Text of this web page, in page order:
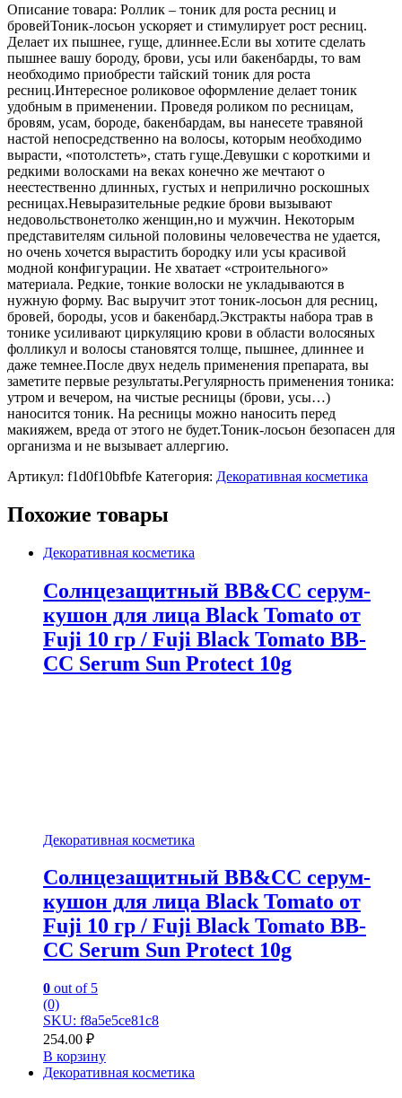
Описание товара: Роллик – тоник для роста ресниц и
бровейТоник-лосьон ускоряет и стимулирует рост ресниц.
Делает их пышнее, гуще, длиннее.Если вы хотите сделать
пышнее вашу бороду, брови, усы или бакенбарды, то вам
необходимо приобрести тайский тоник для роста
ресниц.Интересное роликовое оформление делает тоник
удобным в применении. Проведя роликом по ресницам,
бровям, усам, бороде, бакенбардам, вы нанесете травяной
настой непосредственно на волосы, которым необходимо
вырасти, «потолстеть», стать гуще.Девушки с короткими и
редкими волосками на веках конечно же мечтают о
неестественно длинных, густых и неприлично роскошных
ресницах.Невыразительные редкие брови вызывают
недовольствонетолко женщин,но и мужчин. Некоторым
представителям сильной половины человечества не удается,
но очень хочется вырастить бородку или усы красивой
модной конфигурации. Не хватает «строительного»
материала. Редкие, тонкие волоски не укладываются в
нужную форму. Вас выручит этот тоник-лосьон для ресниц,
бровей, бороды, усов и бакенбард.Экстракты набора трав в
тонике усиливают циркуляцию крови в области волосяных
фолликул и волосы становятся толще, пышнее, длиннее и
даже темнее.После двух недель применения препарата, вы
заметите первые результаты.Регулярность применения тоника:
утром и вечером, на чистые ресницы (брови, усы…)
наносится тоник. На ресницы можно наносить перед
макияжем, вреда от этого не будет.Тоник-лосьон безопасен для
организма и не вызывает аллергию.
Артикул: f1d0f10bfbfe Категория: Декоративная косметика
Похожие товары
Декоративная косметика
Солнцезащитный BB&СС серум-
кушон для лица Black Tomato от
Fuji 10 гр / Fuji Black Tomato BB-
СС Serum Sun Protect 10g
Декоративная косметика
Солнцезащитный BB&СС серум-
кушон для лица Black Tomato от
Fuji 10 гр / Fuji Black Tomato BB-
СС Serum Sun Protect 10g
0 out of 5
(0)
SKU: f8a5e5ce81c8
254.00 ₽
В корзину
Декоративная косметика